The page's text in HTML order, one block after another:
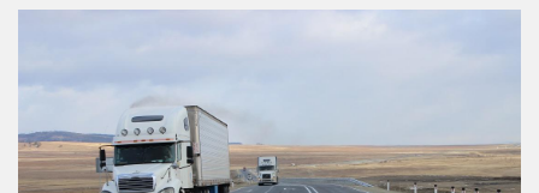
логистике
Дороги,
инфраструктура